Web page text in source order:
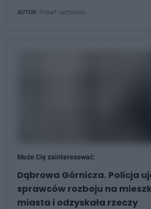
AUTOR: Robert Lechowski
Może Cię zainteresować:
Dąbrowa Górnicza. Policja
sprawców rozboju na
miasta i odzyskała rzeczy